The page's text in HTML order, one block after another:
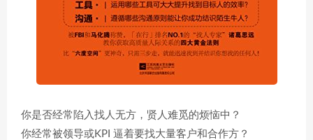
你是否经常陷入找人无方，贤人难觅的烦恼中？
你经常被领导或KPI 逼着要找大量客户和合作方？